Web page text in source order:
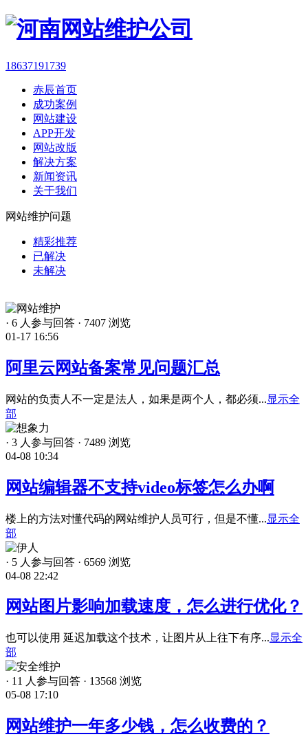
18637191739
赤辰首页
成功案例
网站建设
APP开发
网站改版
解决方案
新闻资讯
关于我们
网站维护问题
精彩推荐
已解决
未解决
· 6 人参与回答 · 7407 浏览
01-17 16:56
阿里云网站备案常见问题汇总
网站的负责人不一定是法人，如果是两个人，都必须...显示全
部
· 3 人参与回答 · 7489 浏览
04-08 10:34
网站编辑器不支持video标签怎么办啊
楼上的方法对懂代码的网站维护人员可行，但是不懂...显示全
部
· 5 人参与回答 · 6569 浏览
04-08 22:42
网站图片影响加载速度，怎么进行优化？
也可以使用 延迟加载这个技术，让图片从上往下有序...显示全
部
· 11 人参与回答 · 13568 浏览
05-08 17:10
网站维护一年多少钱，怎么收费的？